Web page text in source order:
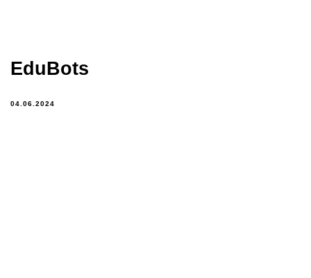
EduBots
04.06.2024